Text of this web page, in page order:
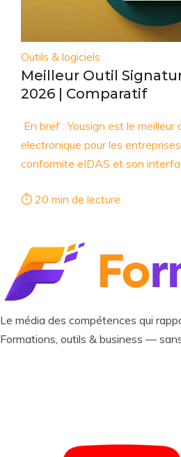
Outils & logiciels
Meilleur Outil
2026 | Comparatif
En bref : Yousign est le meilleur
electronique pour les
conformite eIDAS et son
⏱ 20 min de lecture
Le média des compétences qui
Formations, outils & business —